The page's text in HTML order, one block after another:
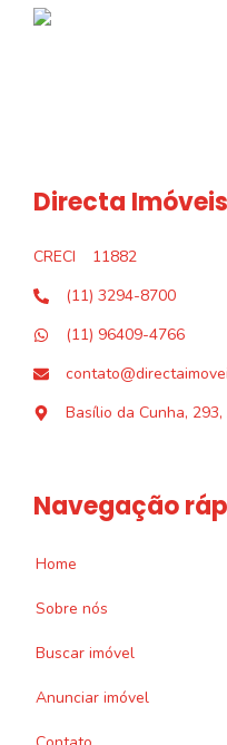
Directa Imóveis
CRECI
11882
(11) 3294-8700
(11) 96409-4766
Basílio da Cunha,
Navegação
Home
Sobre nós
Buscar imóvel
Anunciar imóvel